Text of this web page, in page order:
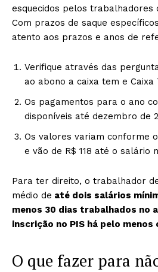
esquecidos pelos trabalhadores
Com prazos de saque
atento aos prazos e anos de
Verifique através das
ao abono a caixa tem e Caixa
Os pagamentos para o ano
disponíveis até dezembro de
Os valores variam conforme
e vão de R$ 118 até o salário
Para ter direito, o trabalhador
médio de até dois salários
menos 30 dias trabalhados no
inscrição no PIS há pelo menos
O que fazer para